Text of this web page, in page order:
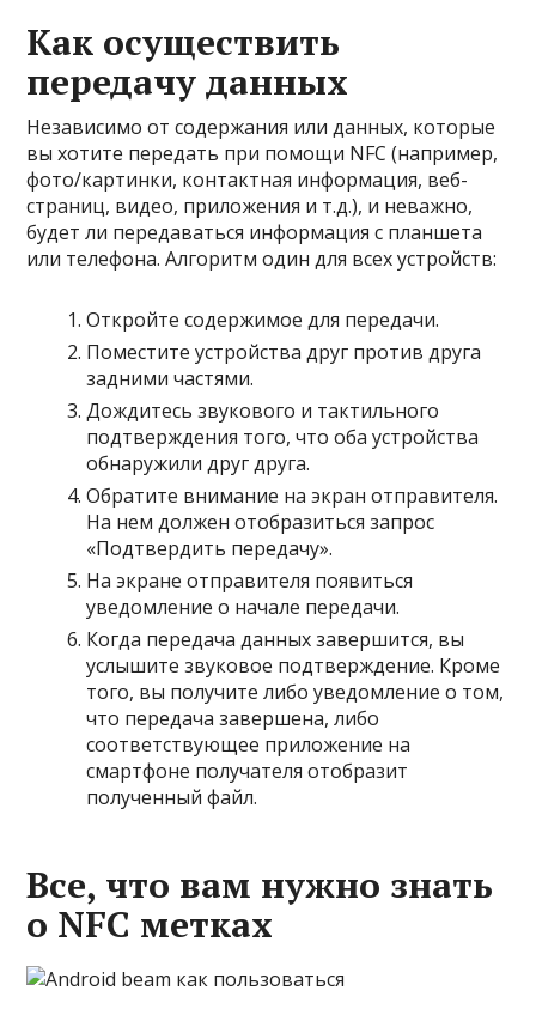
Как осуществить
передачу данных
Независимо от содержания или данных, которые
вы хотите передать при помощи NFC (например,
фото/картинки, контактная информация, веб-
страниц, видео, приложения и т.д.), и неважно,
будет ли передаваться информация с планшета
или телефона. Алгоритм один для всех устройств:
Откройте содержимое для передачи.
Поместите устройства друг против друга
задними частями.
Дождитесь звукового и тактильного
подтверждения того, что оба устройства
обнаружили друг друга.
Обратите внимание на экран отправителя.
На нем должен отобразиться запрос
«Подтвердить передачу».
На экране отправителя появиться
уведомление о начале передачи.
Когда передача данных завершится, вы
услышите звуковое подтверждение. Кроме
того, вы получите либо уведомление о том,
что передача завершена, либо
соответствующее приложение на
смартфоне получателя отобразит
полученный файл.
Все, что вам нужно знать
о NFC метках